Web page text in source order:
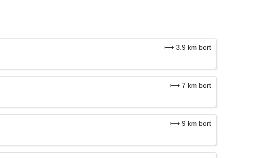
⟼ 3.9 km bort
⟼ 7 km bort
⟼ 9 km bort